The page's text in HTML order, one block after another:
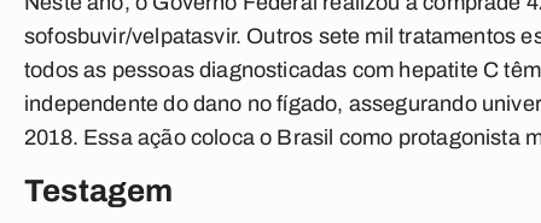
sofosbuvir/velpatasvir. Outros sete mil tratamentos
todos as pessoas diagnosticadas com hepatite C
independente do dano no fígado, assegurando
2018. Essa ação coloca o Brasil como protagonista
Testagem